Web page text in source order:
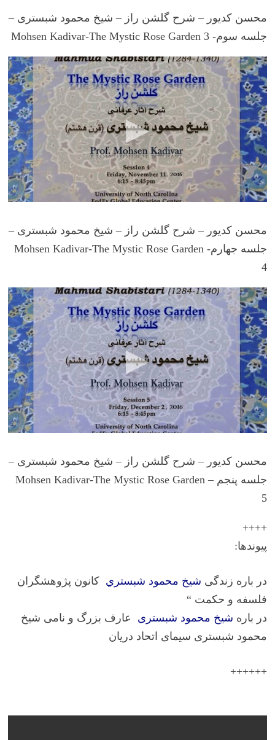
محسن کدیور – شرح گلشن راز – شیخ محمود شبستری –
جلسه سوم- Mohsen Kadivar-The Mystic Rose Garden 3
محسن کدیور – شرح گلشن راز – شیخ محمود شبستری –
جلسه جهارم- Mohsen Kadivar-The Mystic Rose Garden
4
محسن کدیور – شرح گلشن راز – شیخ محمود شبستری –
جلسه پنجم – Mohsen Kadivar-The Mystic Rose Garden
5
++++
پیوندها:
در باره زندگی شيخ‌ محمود شبستري کانون پژوهشگران
فلسفه و حکمت “
در باره شیخ محمود شبستری عارف بزرگ و نامی شیخ
محمود شبستری سیمای اتحاد دریان
++++++